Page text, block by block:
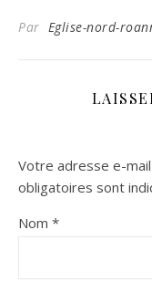
Par Eglise-nord-
Votre adresse e-
obligatoires sont
Nom *